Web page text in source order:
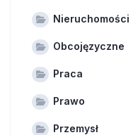
Nieruchomości
Obcojęzyczne
Praca
Prawo
Przemysł